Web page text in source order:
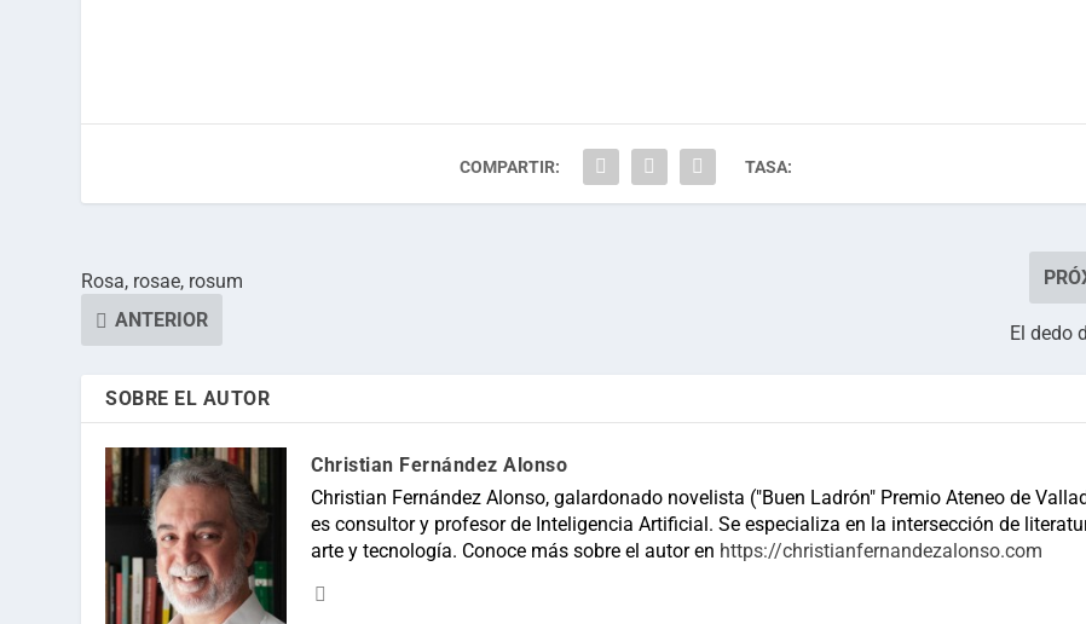
COMPARTIR: TASA:
Rosa, rosae, rosum
ANTERIOR
El dedo
SOBRE EL AUTOR
Christian Fernández Alonso
Christian Fernández Alonso, galardonado novelista ("Buen Ladrón" Premio Ateneo de
es consultor y profesor de Inteligencia Artificial. Se especializa en la intersección de
arte y tecnología. Conoce más sobre el autor en https://christianfernandezalonso.com